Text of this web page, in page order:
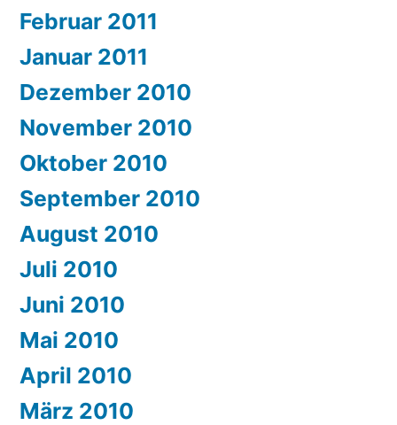
Februar 2011
Januar 2011
Dezember 2010
November 2010
Oktober 2010
September 2010
August 2010
Juli 2010
Juni 2010
Mai 2010
April 2010
März 2010